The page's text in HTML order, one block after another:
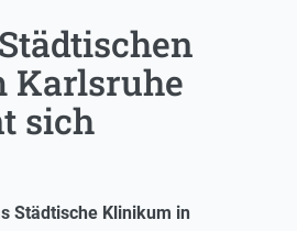
sich
Städtische Klinikum in